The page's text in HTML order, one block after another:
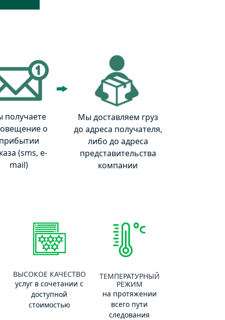
получаете
о
(sms, e-
mail)
Мы доставляем груз
до адреса получателя,
либо до адреса
представительства
компании
ВЫСОКОЕ КАЧЕСТВО
услуг в сочетании с
доступной
стоимостью
ТЕМПЕРАТУРНЫЙ
РЕЖИМ
на протяжении
всего пути
следования